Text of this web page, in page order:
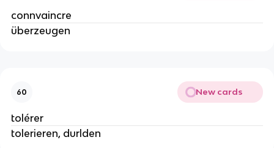
connvaincre
überzeugen
60 New cards
tolérer
tolerieren, durlden